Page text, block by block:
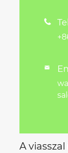
 Tel

A